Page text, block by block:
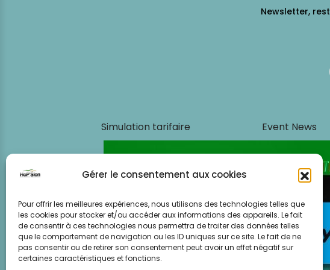
Gérer le consentement aux cookies
Pour offrir les meilleures expériences, nous utilisons des technologies telles que
les cookies pour stocker et/ou accéder aux informations des appareils. Le fait
de consentir à ces technologies nous permettra de traiter des données telles
que le comportement de navigation ou les ID uniques sur ce site. Le fait de ne
pas consentir ou de retirer son consentement peut avoir un effet négatif sur
certaines caractéristiques et fonctions.
Simulation tarifaire Event News